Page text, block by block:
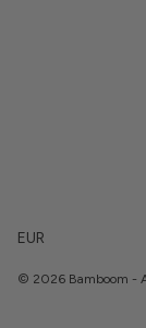
EUR
© 2026 Bamboom -